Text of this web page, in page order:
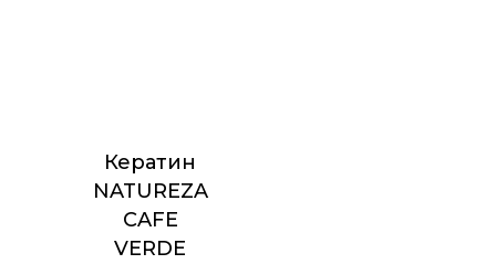
Кератин
NATUREZA
CAFE
VERDE